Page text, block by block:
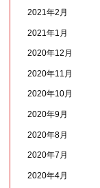
2021年2月
2021年1月
2020年12月
2020年11月
2020年10月
2020年9月
2020年8月
2020年7月
2020年4月